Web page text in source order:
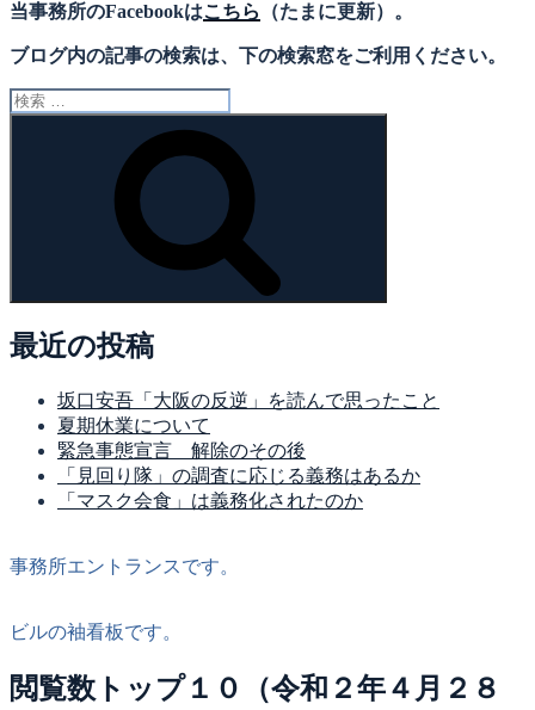
当事務所のFacebookはこちら （たまに更新）。
ブログ内の記事の検索は、下の検索窓をご利用ください。
検
最近の投稿
坂口安吾「大阪の反逆」を読んで思ったこと
夏期休業について
緊急事態宣言 解除のその後
「見回り隊」の調査に応じる義務はあるか
「マスク会食」は義務化されたのか
事務所エントランスです。
ビルの袖看板です。
閲覧数トップ１０（令和２年４月２８